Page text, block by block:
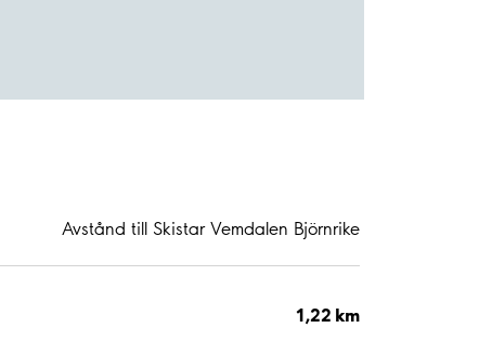
Avstånd till Skistar Vemdalen Björnrike
1,22 km